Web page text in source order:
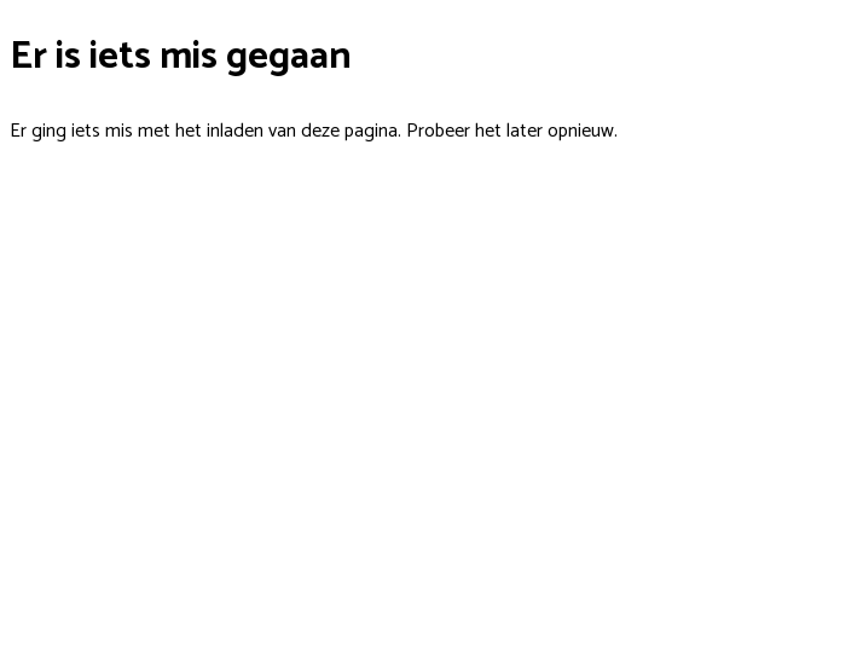
Er is iets mis gegaan
Er ging iets mis met het inladen van deze pagina. Probeer het later opnieuw.